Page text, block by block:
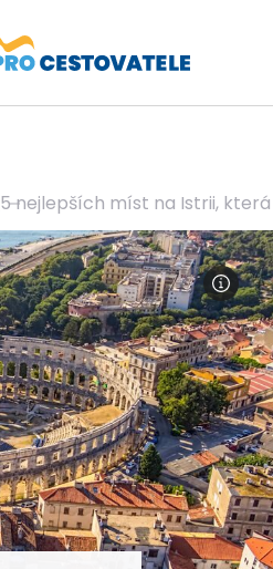
5 nejlepších míst na Istrii,